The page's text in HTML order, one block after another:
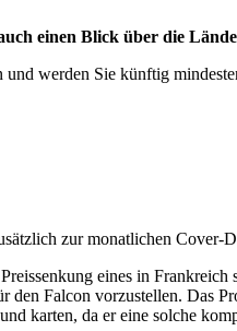
einen Blick über die
werden Sie künftig
zur monatlichen
eines in
den Falcon vorzustellen.
karten, da er eine solche